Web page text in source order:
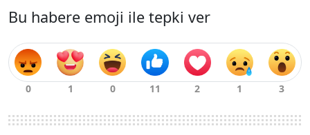
Bu habere emoji ile tepki ver